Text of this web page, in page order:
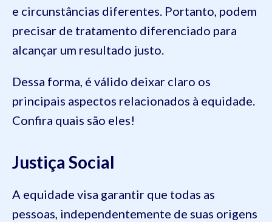
e circunstâncias diferentes. Portanto, podem
precisar de tratamento diferenciado para
alcançar um resultado justo.
Dessa forma, é válido deixar claro os
principais aspectos relacionados à equidade.
Confira quais são eles!
Justiça Social
A equidade visa garantir que todas as
pessoas, independentemente de suas origens